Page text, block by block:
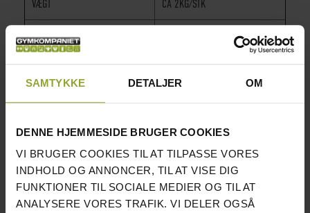
SAMTYKKE DETALJER OM
DENNE HJEMMESIDE BRUGER COOKIES
VI BRUGER COOKIES TIL AT TILPASSE VORES
INDHOLD OG ANNONCER, TIL AT VISE DIG
FUNKTIONER TIL SOCIALE MEDIER OG TIL AT
ANALYSERE VORES TRAFIK. VI DELER OGSÅ
VÆGT CA 2KG/STK
PASSER TIL RECOILS RIGGAR
SÆLGES PARVIS √
Du finder alle vores skivstångsställningar her.